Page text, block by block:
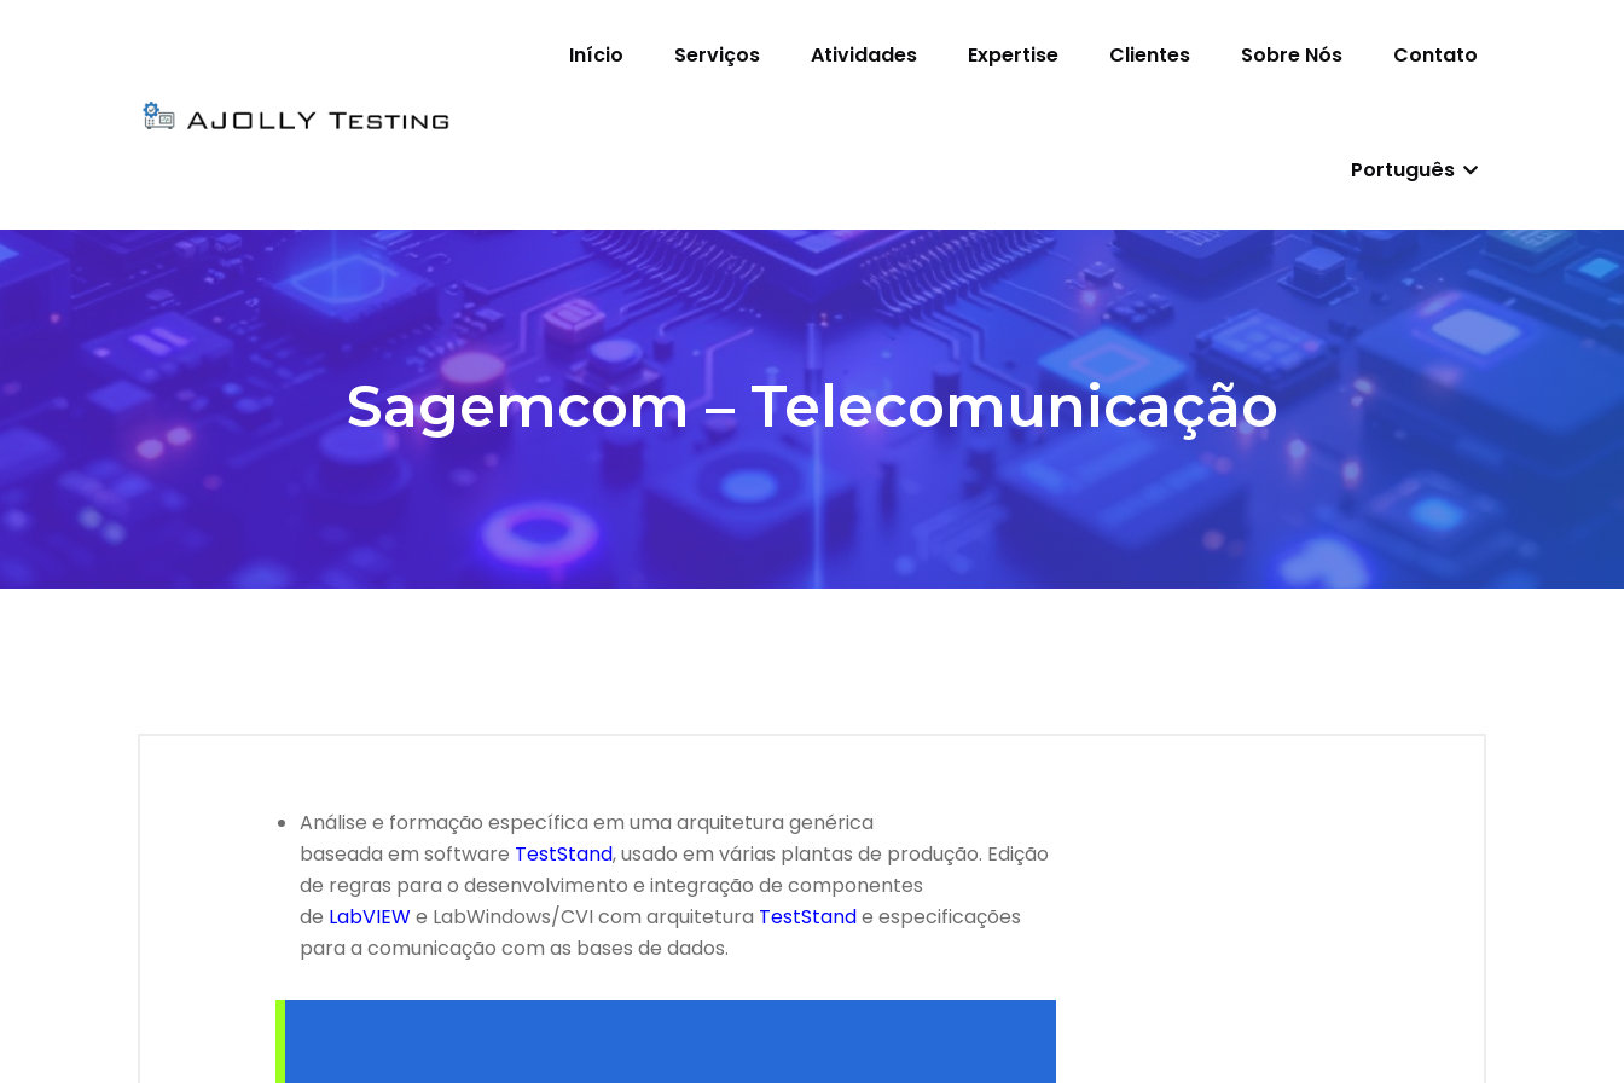
Início Serviços Atividades Expertise Clientes Sobre Nós Contato
Português
Sagemcom – Telecomunicação
Análise e formação específica em uma arquitetura genérica
baseada em software TestStand, usado em várias plantas de produção. Edição
de regras para o desenvolvimento e integração de componentes
de LabVIEWe LabWindows/CVI com arquitetura TestStande especificações
para a comunicação com as bases de dados.